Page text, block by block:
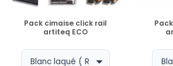
EN STOCK
Pack cimaise click rail
artiteq ECO